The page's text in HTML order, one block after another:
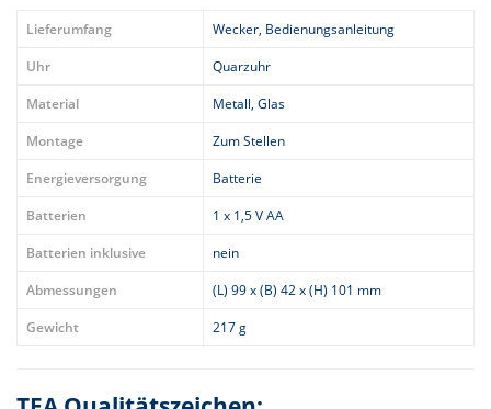
Lieferumfang
Wecker, Bedienungsanleitung
Uhr
Quarzuhr
Material
Metall, Glas
Montage
Zum Stellen
Energieversorgung
Batterie
Batterien
1 x 1,5 V AA
Batterien inklusive
nein
Abmessungen
(L) 99 x (B) 42 x (H) 101 mm
Gewicht
217 g